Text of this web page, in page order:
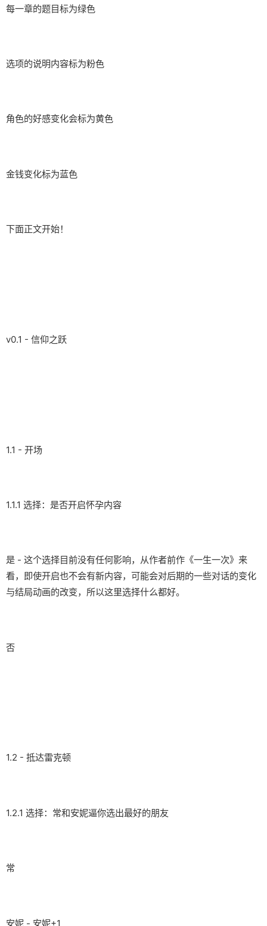
每一章的题目标为绿色
选项的说明内容标为粉色
角色的好感变化会标为黄色
金钱变化标为蓝色
下面正文开始！
v0.1 - 信仰之跃
1.1 - 开场
1.1.1 选择：是否开启怀孕内容
是 - 这个选择目前没有任何影响，从作者前作《一生一次》来
看，即使开启也不会有新内容，可能会对后期的一些对话的变化
与结局动画的改变，所以这里选择什么都好。
否
1.2 - 抵达雷克顿
1.2.1 选择：常和安妮逼你选出最好的朋友
常
安妮 - 安妮+1